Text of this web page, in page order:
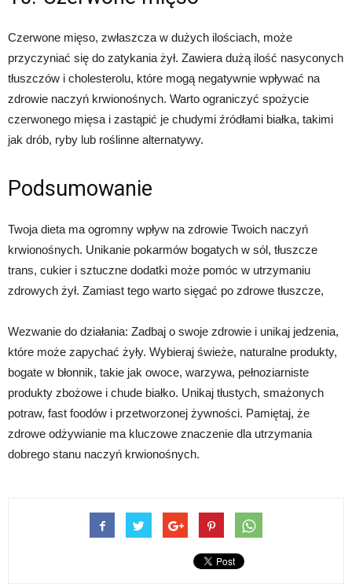
Czerwone mięso, zwłaszcza w dużych ilościach, może
przyczyniać się do zatykania żył. Zawiera dużą ilość nasyconych
tłuszczów i cholesterolu, które mogą negatywnie wpływać na
zdrowie naczyń krwionośnych. Warto ograniczyć spożycie
czerwonego mięsa i zastąpić je chudymi źródłami białka, takimi
jak drób, ryby lub roślinne alternatywy.
Podsumowanie
Twoja dieta ma ogromny wpływ na zdrowie Twoich naczyń
krwionośnych. Unikanie pokarmów bogatych w sól, tłuszcze
trans, cukier i sztuczne dodatki może pomóc w utrzymaniu
zdrowych żył. Zamiast tego warto sięgać po zdrowe tłuszcze,
Wezwanie do działania: Zadbaj o swoje zdrowie i unikaj jedzenia,
które może zapychać żyły. Wybieraj świeże, naturalne produkty,
bogate w błonnik, takie jak owoce, warzywa, pełnoziarniste
produkty zbożowe i chude białko. Unikaj tłustych, smażonych
potraw, fast foodów i przetworzonej żywności. Pamiętaj, że
zdrowe odżywianie ma kluczowe znaczenie dla utrzymania
dobrego stanu naczyń krwionośnych.